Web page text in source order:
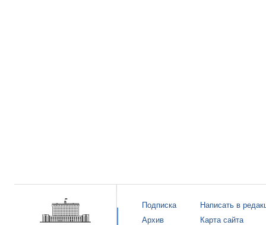
Подписка
Архив
Написать в
Карта сайта